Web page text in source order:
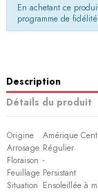
En achetant ce
programme de
Description
Détails du produit
Origine
Amérique
Arrosage Régulier
Floraison -
Feuillage Persistant
Situation Ensoleillée à